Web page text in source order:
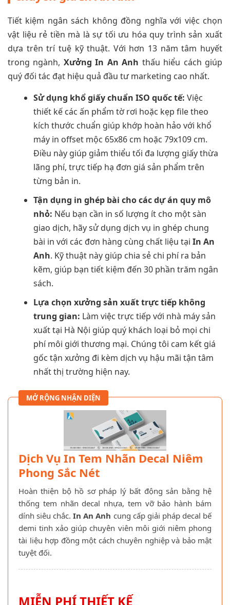
Tiết kiệm ngân sách không đồng nghĩa với việc chọn
vật liệu rẻ tiền mà là sự tối ưu hóa quy trình sản xuất
dựa trên trí tuệ kỹ thuật. Với hơn 13 năm tâm huyết
trong ngành, Xưởng In An Anh thấu hiểu cách giúp
quý đối tác đạt hiệu quả đầu tư marketing cao nhất.
Sử dụng khổ giấy chuẩn ISO quốc tế: Việc
thiết kế các ấn phẩm tờ rơi hoặc kẹp file theo
kích thước chuẩn giúp khớp hoàn hảo với khổ
máy in offset mộc 65x86 cm hoặc 79x109 cm.
Điều này giúp giảm thiểu tối đa lượng giấy thừa
lãng phí, trực tiếp hạ đơn giá sản phẩm trên
từng bản in.
Tận dụng in ghép bài cho các dự án quy mô
nhỏ: Nếu bạn cần in số lượng ít cho một sàn
giao dịch, hãy sử dụng dịch vụ in ghép chung
bài in với các đơn hàng cùng chất liệu tại In An
Anh. Kỹ thuật này giúp chia sẻ chi phí ra bản
kẽm, giúp bạn tiết kiệm đến 30 phần trăm ngân
sách.
Lựa chọn xưởng sản xuất trực tiếp không
trung gian: Làm việc trực tiếp với nhà máy sản
xuất tại Hà Nội giúp quý khách loại bỏ mọi chi
phí môi giới thương mại. Chúng tôi cam kết giá
gốc tận xưởng đi kèm dịch vụ hậu mãi tận tâm
nhất thị trường hiện nay.
MỞ RỘNG NHẬN DIỆN
Dịch Vụ In Tem Nhãn Decal Niêm
Phong Sắc Nét
Hoàn thiện bộ hồ sơ pháp lý bất động sản bằng hệ
thống tem nhãn decal nhựa, tem vỡ bảo hành bám
dính siêu chắc.In An Anh cung cấp giải pháp decal bế
demi tinh xảo giúp chuyên viên môi giới niêm phong
tài liệu hợp đồng một cách chuyên nghiệp và bảo mật
tuyệt đối.
MIỄN PHÍ THIẾT KẾ